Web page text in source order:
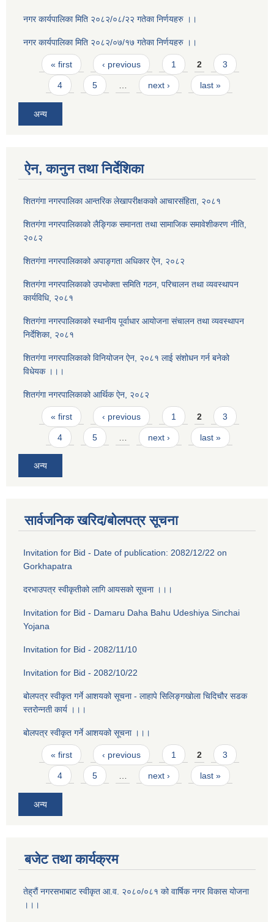
नगर कार्यपालिका मिति २०८२/०८/२२ गतेका निर्णयहरु ।।
नगर कार्यपालिका मिति २०८२/०७/१७ गतेका निर्णयहरु ।।
Pages
« first ‹ previous 1 2 3
4 5 … next › last »
अन्य
ऐन, कानुन तथा निर्देशिका
शितगंगा नगरपालिका आन्तरिक लेखापरीक्षकको आचारसंहिता, २०८१
शितगंगा नगरपालिकाको लैङ्गिक समानता तथा सामाजिक समावेशीकरण नीति,
२०८२
शितगंगा नगरपालिकाको अपाङ्गता अधिकार ऐन, २०८२
शितगंगा नगरपालिकाको उपभोक्ता समिति गठन, परिचालन तथा व्यवस्थापन
कार्यविधि, २०८१
शितगंगा नगरपालिकाको स्थानीय पूर्वाधार आयोजना संचालन तथा व्यवस्थापन
निर्देशिका, २०८१
शितगंगा नगरपालिकाको विनियोजन ऐन, २०८१ लाई संशोधन गर्न बनेको
विधेयक ।।।
शितगंगा नगरपालिकाको आर्थिक ऐन, २०८२
Pages
« first ‹ previous 1 2 3
4 5 next › last »
अन्य
सार्वजनिक खरिद/बोलपत्र सूचना
Invitation for Bid - Date of publication: 2082/12/22 on
Gorkhapatra
दरभाउपत्र स्वीकृतीको लागि आयसको सूचना ।।।
Invitation for Bid - Damaru Daha Bahu Udeshiya Sinchai
Yojana
Invitation for Bid - 2082/11/10
Invitation for Bid - 2082/10/22
बोलपत्र स्वीकृत गर्ने आशयको सूचना - लाहापे सिलिङ्गखोला चिदिचौर सडक
स्तरोन्नती कार्य ।।।
बोलपत्र स्वीकृत गर्ने आशयको सूचना ।।।
Pages
« first ‹ previous 1 2 3
4 5 … next › last »
अन्य
बजेट तथा कार्यक्रम
तेह्रौं नगरसभाबाट स्वीकृत आ‍.व. २०८०/०८१ को वार्षिक नगर विकास योजना
।।।